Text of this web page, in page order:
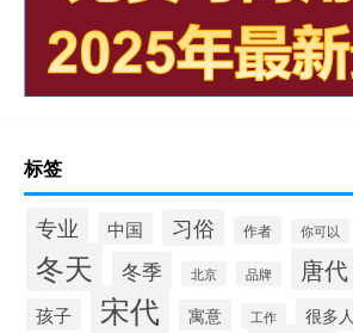
标签
专业 中国 习俗 作者 你可以
冬天 冬季 北京 品牌 唐代
孩子 宋代 寓意 工作 很多人